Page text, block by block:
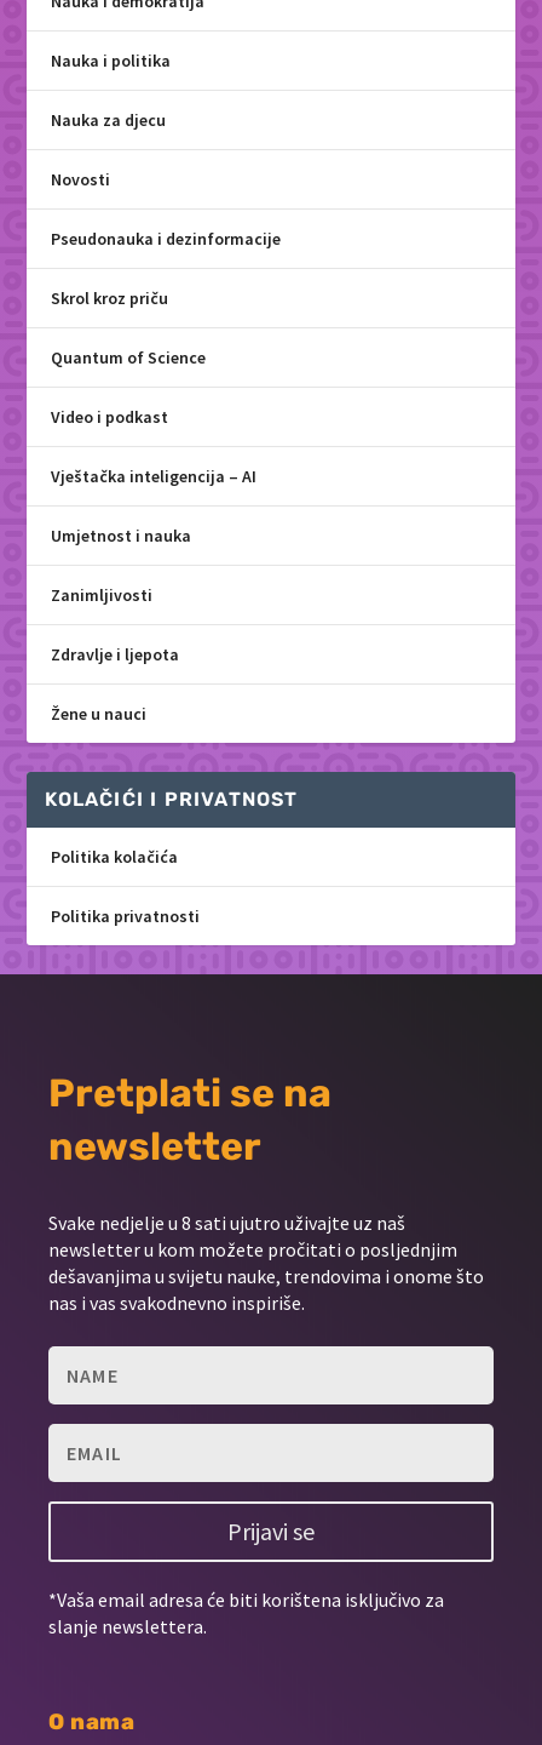
Nauka i politika
Nauka za djecu
Novosti
Pseudonauka i dezinformacije
Skrol kroz priču
Quantum of Science
Video i podkast
Vještačka inteligencija – AI
Umjetnost i nauka
Zanimljivosti
Zdravlje i ljepota
Žene u nauci
KOLAČIĆI I PRIVATNOST
Politika kolačića
Politika privatnosti
Pretplati se na
newsletter
Svake nedjelje u 8 sati ujutro uživajte uz naš
newsletter u kom možete pročitati o posljednjim
dešavanjima u svijetu nauke, trendovima i onome što
nas i vas svakodnevno inspiriše.
Prijavi se
*Vaša email adresa će biti korištena isključivo za
slanje newslettera.
O nama